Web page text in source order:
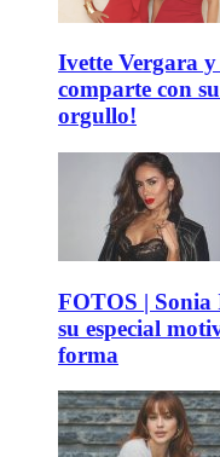
Ivette Vergara
comparte con
orgullo!
FOTOS | Sonia
su especial
forma